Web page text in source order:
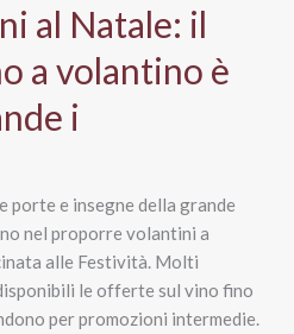
al Natale: il
a volantino è
i
porte e insegne della grande
nel proporre volantini a
alle Festività. Molti
le offerte sul vino fino
per promozioni intermedie.